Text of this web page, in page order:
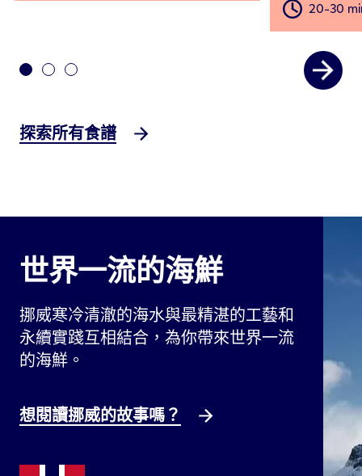
20-30
探索所有食譜
世界一流的海鮮
挪威寒冷清澈的海水與最精湛的工藝和
永續實踐互相結合，為你帶來世界一流
的海鮮。
想閱讀挪威的故事嗎？